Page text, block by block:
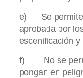
e) Se permite
aprobada por
escenificación
f) No se
pongan en